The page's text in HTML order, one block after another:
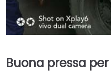
Buona pressa